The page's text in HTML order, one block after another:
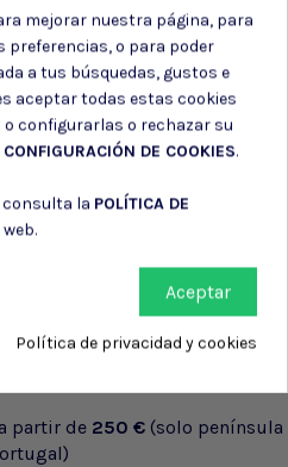
en nosotros?
partir de 250 € (solo península
mejorar nuestra página, para
preferencias, o para poder
a tus búsquedas, gustos e
aceptar todas estas cookies
o configurarlas o rechazar su
CONFIGURACIÓN DE COOKIES.
consulta la POLÍTICA DE
Aceptar
Política de privacidad y cookies